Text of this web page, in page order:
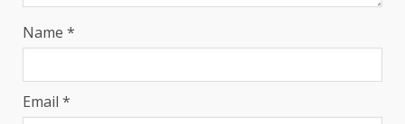
Name *
Email *